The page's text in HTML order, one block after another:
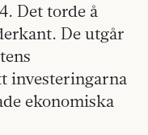
Det torde å
De utgår
investeringarna
ekonomiska